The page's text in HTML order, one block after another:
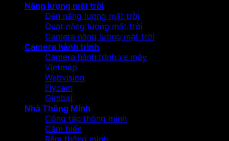
Năng lượng mặt trời
Đèn năng lượng mặt trời
Quạt năng lượng mặt trời
Camera năng lượng mặt trời
Camera hành trình
Camera hành trình xe máy
Vietmap
Webvision
Flycam
Gimbal
Nhà Thông Minh
Công tắc thông minh
Cảm biến